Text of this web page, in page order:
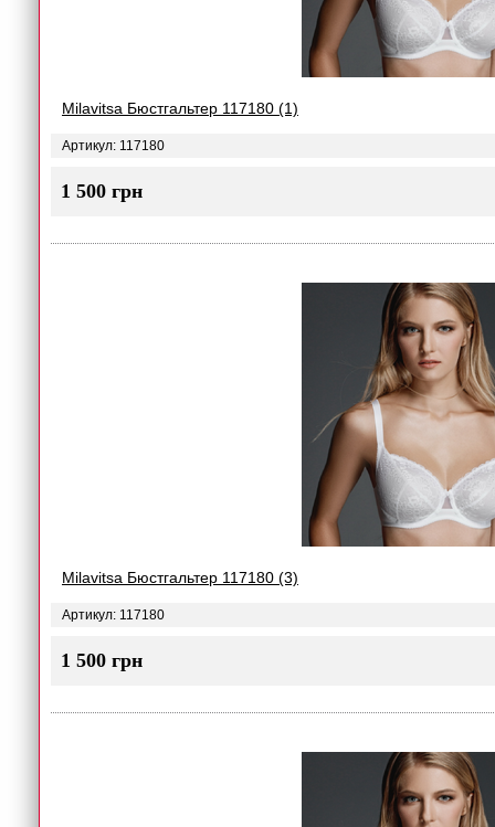
Milavitsa Бюстгальтер 117180 (1)
Артикул: 117180
1 500 грн
Milavitsa Бюстгальтер 117180 (3)
Артикул: 117180
1 500 грн